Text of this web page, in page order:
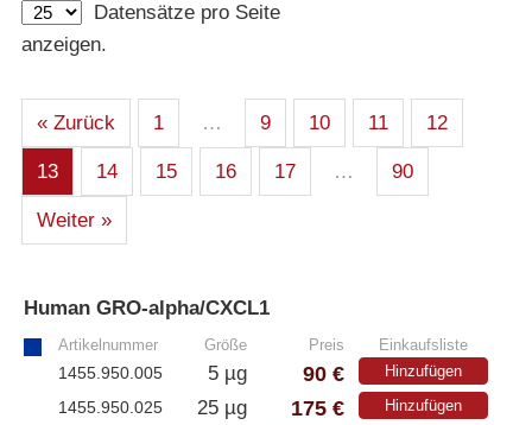
– Alle Proteine
– Human
– Cell culture tested premium (cct-premium)
Athens
– Proteine
– Antikörper
Datensätze pro Seite
anzeigen.
« Zurück 1 … 9 10 11 12
13 14 15 16 17 … 90
Weiter »
Human GRO-alpha/CXCL1
Artikelnummer Größe Preis Einkaufsliste
1455.950.005 5 µg 90 € Hinzufügen
1455.950.025 25 µg 175 € Hinzufügen